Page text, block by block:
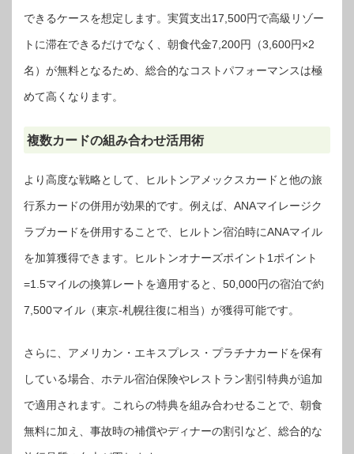
できるケースを想定します。実質支出17,500円で高級リゾー
トに滞在できるだけでなく、朝食代金7,200円（3,600円×2
名）が無料となるため、総合的なコストパフォーマンスは極
めて高くなります。
複数カードの組み合わせ活用術
より高度な戦略として、ヒルトンアメックスカードと他の旅
行系カードの併用が効果的です。例えば、ANAマイレージク
ラブカードを併用することで、ヒルトン宿泊時にANAマイル
を加算獲得できます。ヒルトンオナーズポイント1ポイント
=1.5マイルの換算レートを適用すると、50,000円の宿泊で約
7,500マイル（東京-札幌往復に相当）が獲得可能です。
さらに、アメリカン・エキスプレス・プラチナカードを保有
している場合、ホテル宿泊保険やレストラン割引特典が追加
で適用されます。これらの特典を組み合わせることで、朝食
無料に加え、事故時の補償やディナーの割引など、総合的な